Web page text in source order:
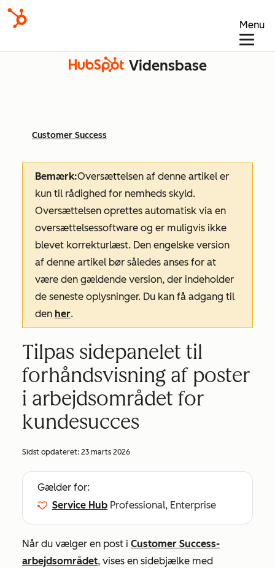
Menu
Vidensbase
Customer Success
Bemærk:Oversættelsen af denne artikel er
kun til rådighed for nemheds skyld.
Oversættelsen oprettes automatisk via en
oversættelsessoftware og er muligvis ikke
blevet korrekturlæst. Den engelske version
af denne artikel bør således anses for at
være den gældende version, der indeholder
de seneste oplysninger. Du kan få adgang til
den her.
Tilpas sidepanelet til
forhåndsvisning af poster
i arbejdsområdet for
kundesucces
Sidst opdateret: 23 marts 2026
Gælder for:
Service Hub Professional, Enterprise
Når du vælger en post i Customer Success-
arbejdsområdet, vises en sidebjælke med